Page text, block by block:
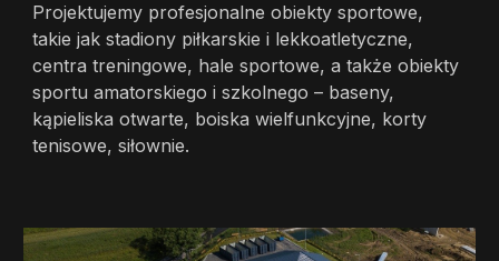
Projektujemy profesjonalne obiekty sportowe,
takie jak stadiony piłkarskie i lekkoatletyczne,
centra treningowe, hale sportowe, a także obiekty
sportu amatorskiego i szkolnego – baseny,
kąpieliska otwarte, boiska wielfunkcyjne, korty
tenisowe, siłownie.